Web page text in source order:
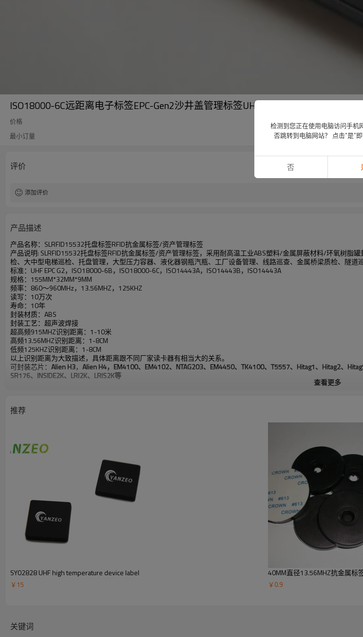
ISO18000-6C远距离电子标签EPC-Gen2沙井盖管理标签UHF抗金属标签
价格
最小订量
评价
添加评价
产品描述
产品名称：SLRFID15532托盘标签RFID抗金属标签/资产管理标签
产品说明: SLRFID15532托盘标签RFID抗金属标签/资产管理标签，采用耐高温工业ABS塑料/金属屏蔽材料/环氧树
检、大中型电梯巡检、托盘管理，大型压力容器、液化器钢瓶汽瓶、工厂设备管理、线路巡查、金属桥梁质检、隧
标准：UHF EPC G2，ISO18000-6B，ISO18000-6C，ISO14443A，ISO14443B，ISO14443A
规格：155MM*32MM*9MM
频率：860～960MHz，13.56MHZ，125KHZ
读写：10万次
寿命：10年
封装材质：ABS
封装工艺：超声波焊接
超高频915MHZ识别距离：1-10米
高频13.56MHZ识别距离：1-8CM
低频125KHZ识别距离：1-8CM
以上识别距离为大致描述，具体距离跟不同厂家读卡器有相当大的关系。
可封装芯片： Alien H3， Alien H4，EM4100、EM4102、NTAG203、EM4450、TK4100、T5557、Hitag1、Hitag2、
SR176、INSIDE2K、LRI2K、LRIS2K等
查看更多
推荐
SY02828 UHF high temperature device label
￥ 15
40MM直径13.56MHZ抗金属标
￥ 0.9
关键词
检测到您正在使用电脑访问手机
否跳转到电脑网站？ 点击“是”
否